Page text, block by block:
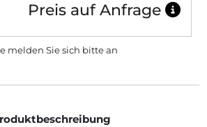
Preis auf Anfrage
melden Sie sich bittean